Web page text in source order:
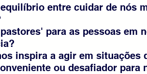
equilíbrio entre cuidar de nós
para as pessoas em
inspira a agir em situações
ou desafiador para